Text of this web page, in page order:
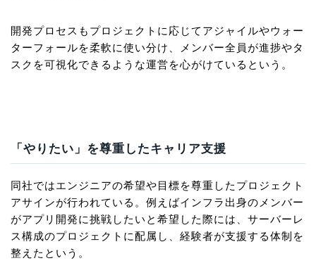
開発プロセスもプロジェクトに応じてアジャイルやウォー
ターフォールを柔軟に使い分け、メンバー全員が進捗やタ
スクを可視化できるような運営を心がけているという。
「やりたい」を尊重したキャリア支援
同社ではエンジニアの希望や目標を尊重したプロジェクト
アサインが行われている。例えばインフラ出身のメンバー
がアプリ開発に挑戦したいと希望した際には、サーバーレ
ス構成のプロジェクトに配属し、経験者が支援する体制を
整えたという。